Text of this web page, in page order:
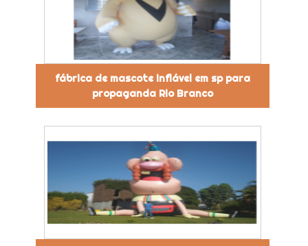
fábrica de mascote inflável em sp para
propaganda Rio Branco